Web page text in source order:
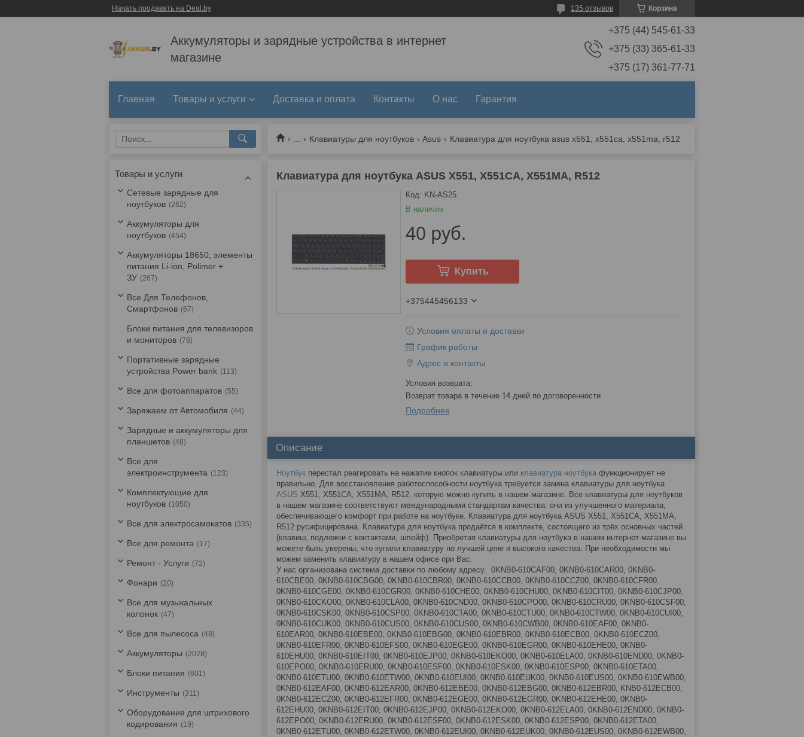
Начать продавать на Deal.by Корзина
135 отзывов
Аккумуляторы и зарядные устройства в интернет
магазине
+375 (44) 545-61-33
+375 (33) 365-61-33
+375 (17) 361-77-71
Главная Товары и услуги Доставка и оплата Контакты О нас Гарантия
Клавиатуры для ноутбуков Asus Клавиатура для ноутбука asus x551, x551ca, x551ma, r512
Клавиатура для ноутбука ASUS X551, X551CA, X551MA, R512
В наличии
Код: KN-AS25
40 руб.
Купить
+375445456133
Условия оплаты и доставки
График работы
Адрес и контакты
возврат товара в течение 14 дней по договоренности
Подробнее
Описание
Ноутбук перестал реагировать на нажатие кнопок клавиатуры или клавиатура ноутбука функционирует не
правильно. Для восстановления работоспособности ноутбука требуется замена клавиатуры для ноутбука
ASUS X551, X551CA, X551MA, R512, которую можно купить в нашем магазине. Все клавиатуры для ноутбуков
в нашем магазине соответствуют международными стандартам качества: они из улучшенного материала,
обеспечивающего комфорт при работе на ноутбуке. Клавиатура для ноутбука ASUS X551, X551CA, X551MA,
R512 русифицирована. Клавиатура для ноутбука продаётся в комплекте, состоящего из трёх основных частей
(клавиш, подложки с контактами, шлейф). Приобретая клавиатуры для ноутбука в нашем интернет-магазине вы
можете быть уверены, что купили клавиатуру по лучшей цене и высокого качества. При необходимости мы
можем заменить клавиатуру в нашем офисе при Вас.
У нас организована система доставки по любому адресу. 0KNB0-610CAF00, 0KNB0-610CAR00, 0KNB0-
610CBE00, 0KNB0-610CBG00, 0KNB0-610CBR00, 0KNB0-610CCB00, 0KNB0-610CCZ00, 0KNB0-610CFR00,
0KNB0-610CGE00, 0KNB0-610CGR00, 0KNB0-610CHE00, 0KNB0-610CHU00, 0KNB0-610CIT00, 0KNB0-610CJP00,
0KNB0-610CKO00, 0KNB0-610CLA00, 0KNB0-610CND00, 0KNB0-610CPO00, 0KNB0-610CRU00, 0KNB0-610CSF00,
0KNB0-610CSK00, 0KNB0-610CSP00, 0KNB0-610CTA00, 0KNB0-610CTU00, 0KNB0-610CTW00, 0KNB0-610CUI00,
0KNB0-610CUK00, 0KNB0-610CUS00, 0KNB0-610CUS00, 0KNB0-610CWB00, 0KNB0-610EAF00, 0KNB0-
610EAR00, 0KNB0-610EBE00, 0KNB0-610EBG00, 0KNB0-610EBR00, 0KNB0-610ECB00, 0KNB0-610ECZ00,
0KNB0-610EFR00, 0KNB0-610EFS00, 0KNB0-610EGE00, 0KNB0-610EGR00, 0KNB0-610EHE00, 0KNB0-
610EHU00, 0KNB0-610EIT00, 0KNB0-610EJP00, 0KNB0-610EKO00, 0KNB0-610ELA00, 0KNB0-610END00, 0KNB0-
610EPO00, 0KNB0-610ERU00, 0KNB0-610ESF00, 0KNB0-610ESK00, 0KNB0-610ESP00, 0KNB0-610ETA00,
0KNB0-610ETU00, 0KNB0-610ETW00, 0KNB0-610EUI00, 0KNB0-610EUK00, 0KNB0-610EUS00, 0KNB0-610EWB00,
0KNB0-612EAF00, 0KNB0-612EAR00, 0KNB0-612EBE00, 0KNB0-612EBG00, 0KNB0-612EBR00, KNB0-612ECB00,
0KNB0-612ECZ00, 0KNB0-612EFR00, 0KNB0-612EGE00, 0KNB0-612EGR00, 0KNB0-612EHE00, 0KNB0-
612EHU00, 0KNB0-612EIT00, 0KNB0-612EJP00, 0KNB0-612EKO00, 0KNB0-612ELA00, 0KNB0-612END00, 0KNB0-
612EPO00, 0KNB0-612ERU00, 0KNB0-612ESF00, 0KNB0-612ESK00, 0KNB0-612ESP00, 0KNB0-612ETA00,
0KNB0-612ETU00, 0KNB0-612ETW00, 0KNB0-612EUI00, 0KNB0-612EUK00, 0KNB0-612EUS00, 0KNB0-612EWB00,
Товары и услуги
Сетевые зарядные для
ноутбуков
262
Аккумуляторы для
ноутбуков
454
Аккумуляторы 18650, элементы
питания Li-ion, Polimer +
ЗУ
267
Все Для Телефонов,
Смартфонов
67
Блоки питания для телевизоров
и мониторов
78
Портативные зарядные
устройства Power bank
113
Все для фотоаппаратов 55
Заряжаем от Автомобиля 44
Зарядные и аккумуляторы для
планшетов
48
Все для
электроинструмента
123
Комплектующие для
ноутбуков
1050
Все для электросамокатов 335
Все для ремонта 17
Ремонт - Услуги 72
Фонари 20
Все для музыкальных
колонок
47
Все для пылесоса 48
Аккумуляторы 2028
Блоки питания 601
Инструменты 311
Оборудование для штрихового
кодирования
19